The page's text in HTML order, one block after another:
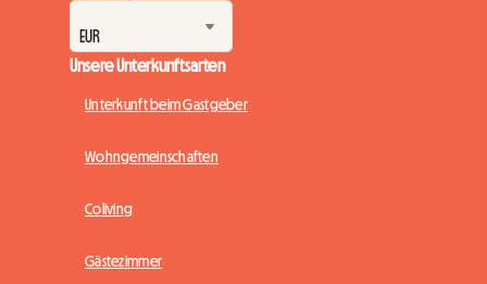
Unsere Unterkunftsarten
Unterkunft beim Gastgeber
Wohngemeinschaften
Coliving
Gästezimmer